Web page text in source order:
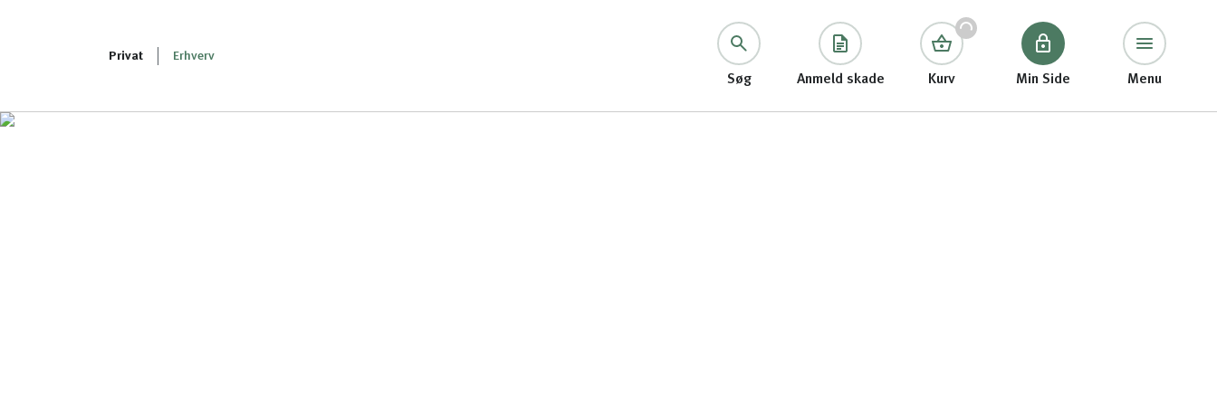
Privat Erhverv
Søg Anmeld skade Kurv Min Side Menu